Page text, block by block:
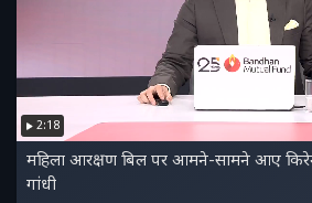
2:18
महिला आरक्षण बिल पर आमने-सामने आए
गांधी